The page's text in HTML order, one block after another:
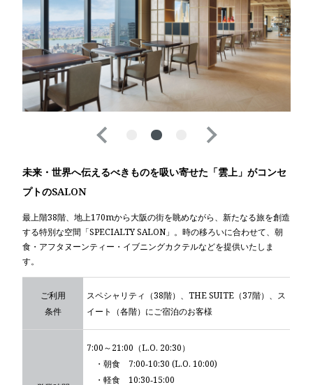
未来・世界へ伝えるべきものを吸い寄せた「雲上」がコンセ
プトのSALON
最上階38階、地上170mから大阪の街を眺めながら、新たなる旅を創造
する特別な空間「SPECIALTY SALON」。時の移ろいに合わせて、朝
食・アフタヌーンティー・イブニングカクテルなどを提供いたしま
す。
ご利用
条件
スペシャリティ（38階）、THE SUITE（37階）、ス
イート（各階）にご宿泊のお客様
7:00～21:00（L.O. 20:30）
・朝食 7:00‐10:30 (L.O. 10:00)
・軽食 10:30‐15:00